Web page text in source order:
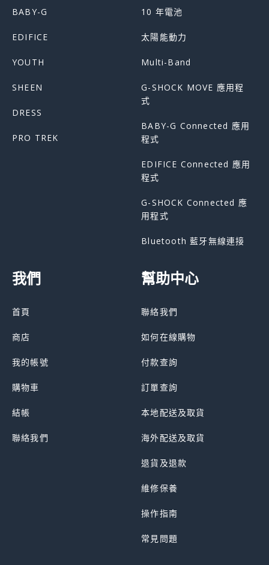
BABY-G
EDIFICE
YOUTH
SHEEN
DRESS
PRO TREK
10 年電池
太陽能動力
Multi-Band
G-SHOCK MOVE 應用程
式
BABY-G Connected 應用
程式
EDIFICE Connected 應用
程式
G-SHOCK Connected 應
用程式
Bluetooth 藍牙無線連接
我們
首頁
商店
我的帳號
購物車
結帳
聯絡我們
幫助中心
聯絡我們
如何在線購物
付款查詢
訂單查詢
本地配送及取貨
海外配送及取貨
退貨及退款
維修保養
操作指南
常見問題